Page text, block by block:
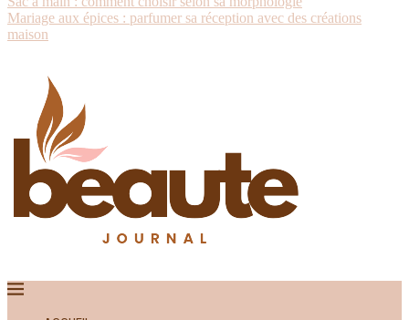
Mariage aux épices : parfumer sa réception avec des créations
maison